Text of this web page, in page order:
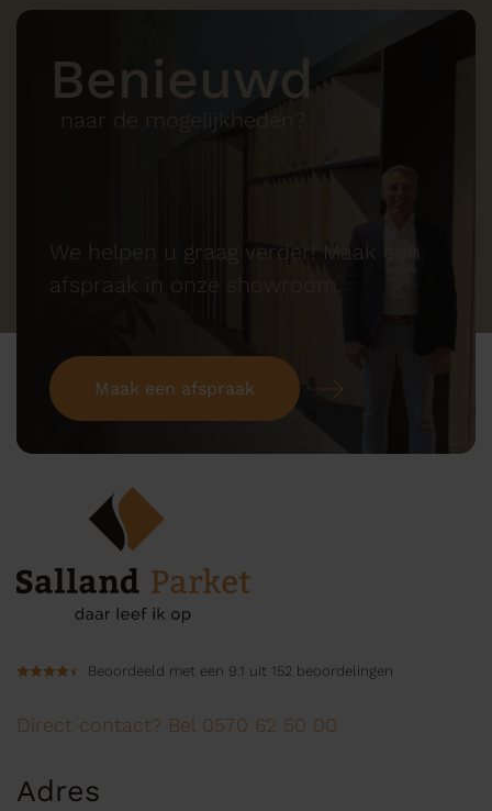
Benieuwd
naar de mogelijkheden?
We helpen u graag verder! Maak een
afspraak in onze showroom.
Maak een afspraak
Beoordeeld met een 9.1 uit 152 beoordelingen
Direct contact? Bel 0570 62 50 00
Adres